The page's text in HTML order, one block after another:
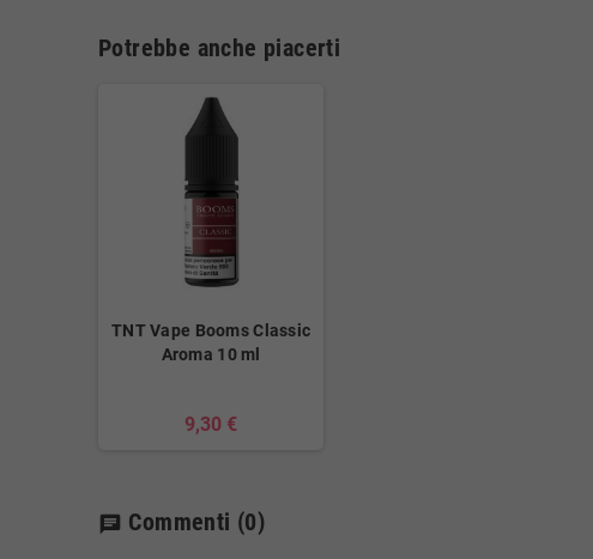
Potrebbe anche piacerti
TNT Vape Booms Classic
Aroma 10 ml
9,30 €
chat Commenti (0)